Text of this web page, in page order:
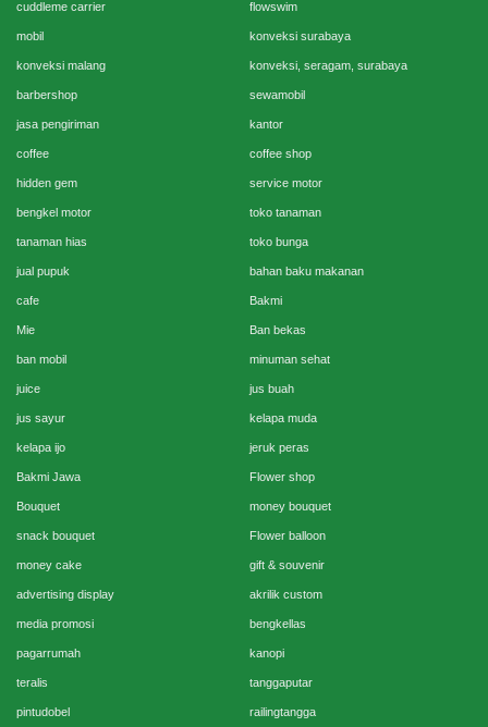
cuddleme carrier flowswim
mobil konveksi surabaya
konveksi malang konveksi, seragam, surabaya
barbershop sewamobil
jasa pengiriman kantor
coffee coffee shop
hidden gem service motor
bengkel motor toko tanaman
tanaman hias toko bunga
jual pupuk bahan baku makanan
cafe Bakmi
Mie Ban bekas
ban mobil minuman sehat
juice jus buah
jus sayur kelapa muda
kelapa ijo jeruk peras
Bakmi Jawa Flower shop
Bouquet money bouquet
snack bouquet Flower balloon
money cake gift & souvenir
advertising display akrilik custom
media promosi bengkellas
pagarrumah kanopi
teralis tanggaputar
pintudobel railingtangga